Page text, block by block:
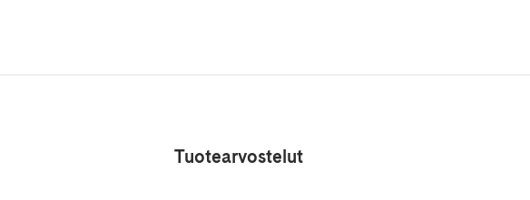
Tuotearvostelut